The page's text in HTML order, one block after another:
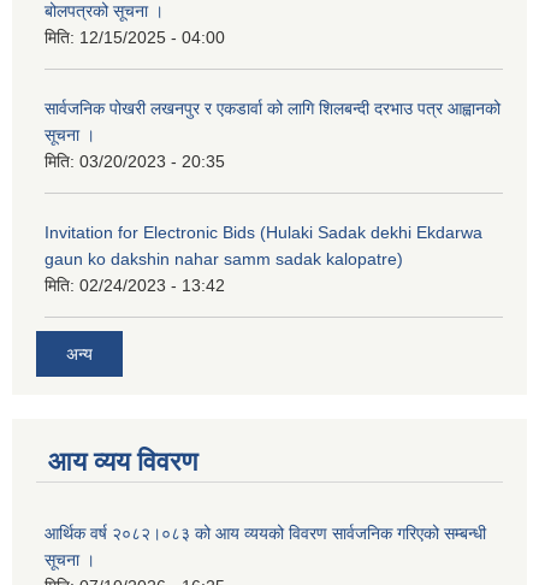
बोलपत्रको सूचना ।
मिति: 12/15/2025 - 04:00
सार्वजनिक पोखरी लखनपुर र एकडार्वा को लागि शिलबन्दी दरभाउ पत्र आह्वानको
सूचना ।
मिति: 03/20/2023 - 20:35
Invitation for Electronic Bids (Hulaki Sadak dekhi Ekdarwa
gaun ko dakshin nahar samm sadak kalopatre)
मिति: 02/24/2023 - 13:42
अन्य
आय व्यय विवरण
आर्थिक वर्ष २०८२।०८३ को आय व्ययको विवरण सार्वजनिक गरिएको सम्बन्धी
सूचना ।